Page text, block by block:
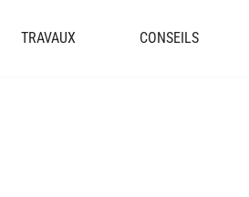
TRAVAUX CONSEILS